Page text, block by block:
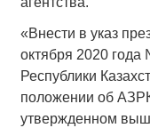
«Внести в указ
октября 2020
Республики
положении об
утвержденном